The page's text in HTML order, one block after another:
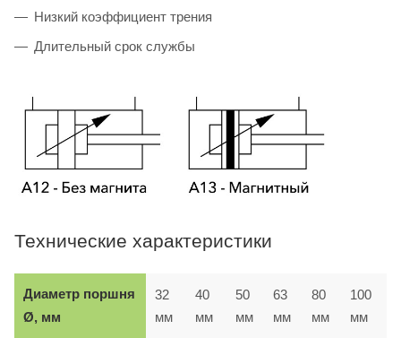
Низкий коэффициент трения
Длительный срок службы
Технические характеристики
Диаметр поршня
Ø, мм
32
мм
40
мм
50
мм
63
мм
80
мм
100
мм